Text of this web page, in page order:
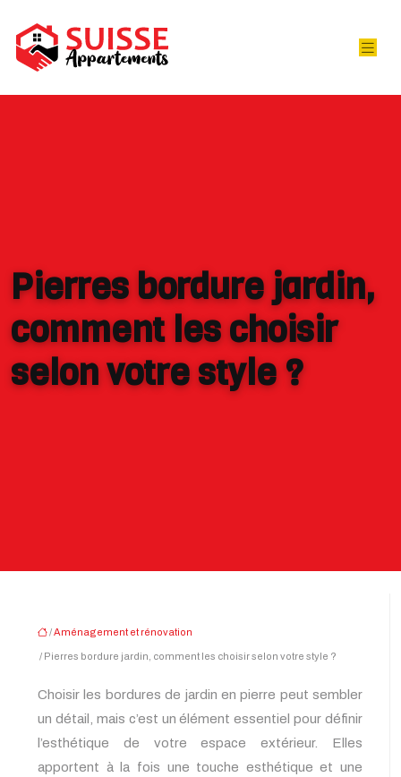
Pierres bordure jardin,
comment les choisir
selon votre style ?
/Aménagement et rénovation
/ Pierres bordure jardin, comment les choisir selon votre style ?
Choisir les bordures de jardin en pierre peut sembler
un détail, mais c’est un élément essentiel pour définir
l’esthétique de votre espace extérieur. Elles
apportent à la fois une touche esthétique et une